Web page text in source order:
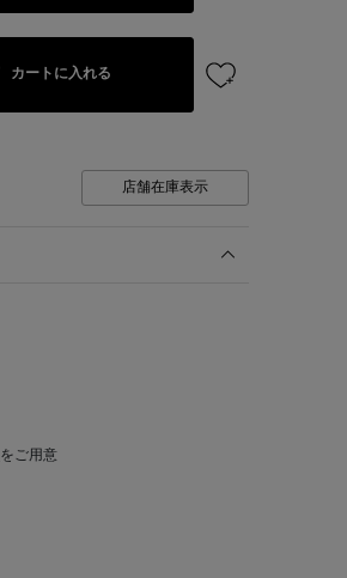
カートに入れる
店舗在庫表示
をご用意